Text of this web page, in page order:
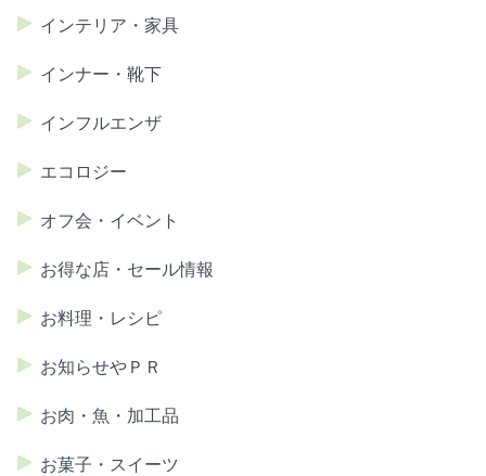
インテリア・家具
インナー・靴下
インフルエンザ
エコロジー
オフ会・イベント
お得な店・セール情報
お料理・レシピ
お知らせやＰＲ
お肉・魚・加工品
お菓子・スイーツ